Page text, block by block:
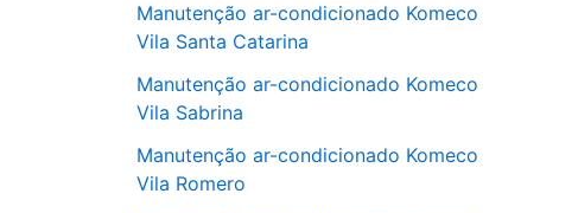
Manutenção ar-condicionado Komeco
Vila Santa Catarina
Manutenção ar-condicionado Komeco
Vila Sabrina
Manutenção ar-condicionado Komeco
Vila Romero